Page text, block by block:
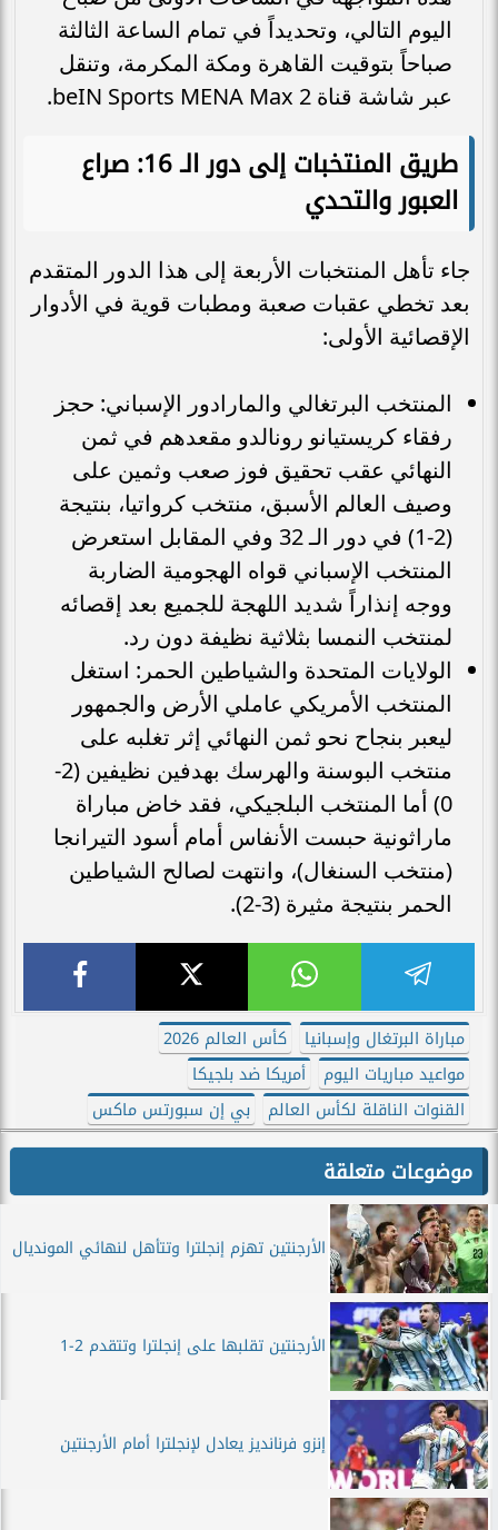
اليوم التالي، وتحديداً في تمام الساعة الثالثة
صباحاً بتوقيت القاهرة ومكة المكرمة، وتنقل
عبر شاشة قناة beIN Sports MENA Max 2.
طريق المنتخبات إلى دور الـ 16: صراع
العبور والتحدي
جاء تأهل المنتخبات الأربعة إلى هذا الدور المتقدم
بعد تخطي عقبات صعبة ومطبات قوية في الأدوار
الإقصائية الأولى:
المنتخب البرتغالي والمارادور الإسباني: حجز
رفقاء كريستيانو رونالدو مقعدهم في ثمن
النهائي عقب تحقيق فوز صعب وثمين على
وصيف العالم الأسبق، منتخب كرواتيا، بنتيجة
(2-1) في دور الـ 32 وفي المقابل استعرض
المنتخب الإسباني قواه الهجومية الضاربة
ووجه إنذاراً شديد اللهجة للجميع بعد إقصائه
لمنتخب النمسا بثلاثية نظيفة دون رد.
الولايات المتحدة والشياطين الحمر: استغل
المنتخب الأمريكي عاملي الأرض والجمهور
ليعبر بنجاح نحو ثمن النهائي إثر تغلبه على
منتخب البوسنة والهرسك بهدفين نظيفين (2-
0) أما المنتخب البلجيكي، فقد خاض مباراة
ماراثونية حبست الأنفاس أمام أسود التيرانجا
(منتخب السنغال)، وانتهت لصالح الشياطين
الحمر بنتيجة مثيرة (3-2).
مباراة البرتغال وإسبانيا
كأس العالم 2026
مواعيد مباريات اليوم
أمريكا ضد بلجيكا
القنوات الناقلة لكأس العالم
بي إن سبورتس ماكس
موضوعات متعلقة
الأرجنتين تهزم إنجلترا وتتأهل لنهائي المونديال
الأرجنتين تقلبها على إنجلترا وتتقدم 2-1
إنزو فرنانديز يعادل لإنجلترا أمام الأرجنتين